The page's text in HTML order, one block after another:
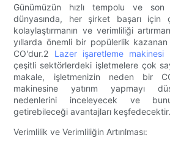
Günümüzün hızlı tempolu ve
dünyasında, her şirket başarı için
kolaylaştırmanın ve verimliliği
yıllarda önemli bir popülerlik
CO'dur.2 Lazer işaretleme makinesi
çeşitli sektörlerdeki işletmelere çok
makale, işletmenizin neden bir
makinesine yatırım yapmayı
nedenlerini inceleyecek ve
getirebileceği avantajları keşfedecektir.
Verimlilik ve Verimliliğin Artırılması: